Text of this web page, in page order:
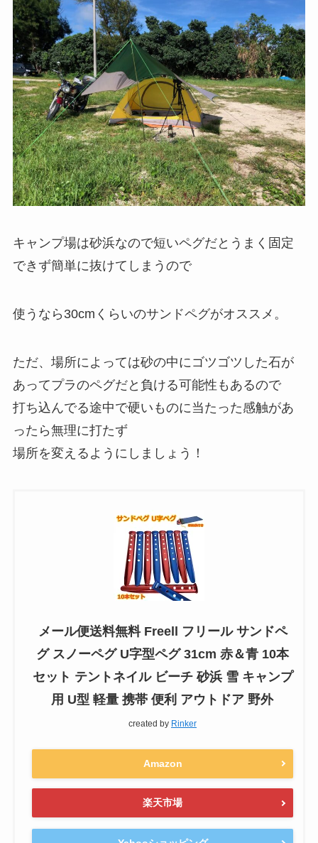
キャンプ場は砂浜なので短いペグだとうまく固定
できず簡単に抜けてしまうので
使うなら30cmくらいのサンドペグがオススメ。
ただ、場所によっては砂の中にゴツゴツした石が
あってプラのペグだと負ける可能性もあるので
打ち込んでる途中で硬いものに当たった感触があ
ったら無理に打たず
場所を変えるようにしましょう！
メール便送料無料 Freell フリール サンドペ
グ スノーペグ U字型ペグ 31cm 赤＆青 10本
セット テントネイル ビーチ 砂浜 雪 キャンプ
用 U型 軽量 携帯 便利 アウトドア 野外
created by Rinker
Amazon
楽天市場